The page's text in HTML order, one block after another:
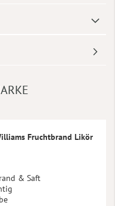
Fruchtbrand Likör
& Saft